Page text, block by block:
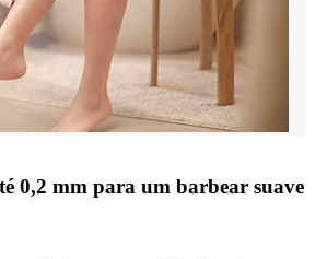
0,2 mm para um barbear suave